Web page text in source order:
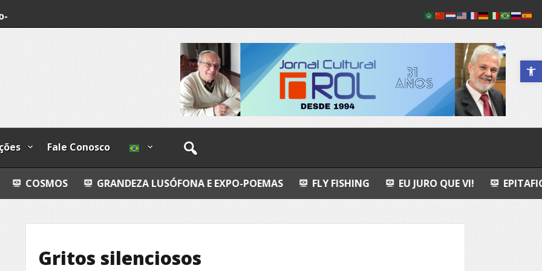
Abrir a
Fale Conosco
GRANDEZA LUSÓFONA E EXPO-POEMAS FLY FISHING EU JURO QUE VI! EPITAFIO
Gritos silenciosos